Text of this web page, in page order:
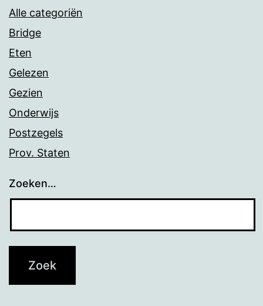
Alle categoriën
Bridge
Eten
Gelezen
Gezien
Onderwijs
Postzegels
Prov. Staten
Zoeken…